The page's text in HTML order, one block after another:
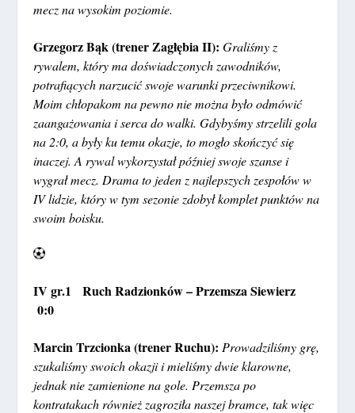
mecz na wysokim poziomie.
Grzegorz Bąk (trener Zagłębia II):Graliśmy z
rywalem, który ma doświadczonych zawodników,
potrafiących narzucić swoje warunki przeciwnikowi.
Moim chłopakom na pewno nie można było odmówić
zaangażowania i serca do walki. Gdybyśmy strzelili gola
na 2:0, a były ku temu okazje, to mogło skończyć się
inaczej. A rywal wykorzystał później swoje szanse i
wygrał mecz. Drama to jeden z najlepszych zespołów w
IV lidzie, który w tym sezonie zdobył komplet punktów na
swoim boisku.
IV gr.1 Ruch Radzionków – Przemsza Siewierz
0:0
Marcin Trzcionka (trener Ruchu):Prowadziliśmy grę,
szukaliśmy swoich okazji i mieliśmy dwie klarowne,
jednak nie zamienione na gole. Przemsza po
kontratakach również zagroziła naszej bramce, tak więc